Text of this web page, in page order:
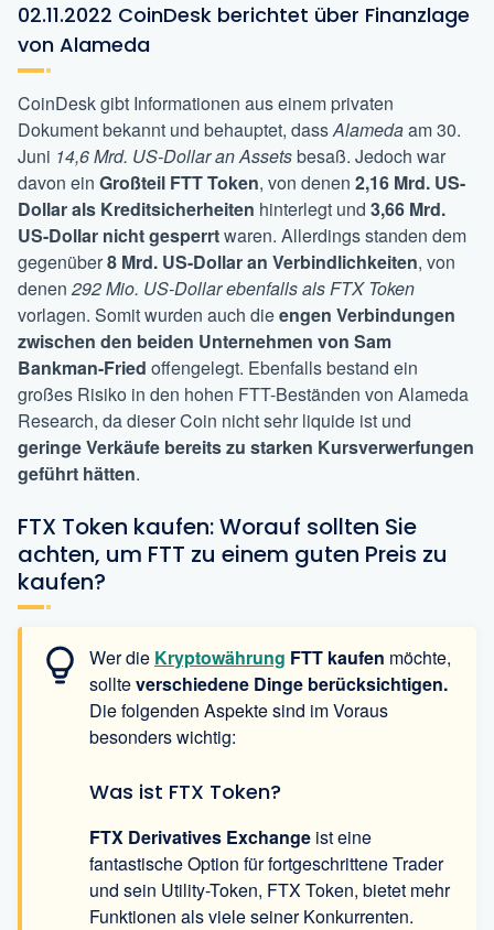
02.11.2022 CoinDesk berichtet über Finanzlage
von Alameda
CoinDesk gibt Informationen aus einem privaten
Dokument bekannt und behauptet, dassAlamedaam 30.
Juni 14,6 Mrd. US-Dollar an Assetsbesaß. Jedoch war
davon ein Großteil FTT Token, von denen 2,16 Mrd. US-
Dollar als Kreditsicherheiten hinterlegt und 3,66 Mrd.
US-Dollar nicht gesperrtwaren. Allerdings standen dem
gegenüber8 Mrd. US-Dollar an Verbindlichkeiten, von
denen 292 Mio. US-Dollar ebenfalls als FTX Token
vorlagen. Somit wurden auch dieengen Verbindungen
zwischen den beiden Unternehmen von Sam
Bankman-Fried offengelegt. Ebenfalls bestand ein
großes Risiko in den hohen FTT-Beständen von Alameda
Research, da dieser Coin nicht sehr liquide ist und
geringe Verkäufe bereits zu starken Kursverwerfungen
geführt hätten.
FTX Token kaufen: Worauf sollten Sie
achten, um FTT zu einem guten Preis zu
kaufen?
Wer die Kryptowährung FTT kaufen möchte,
sollteverschiedene Dinge berücksichtigen.
Die folgenden Aspekte sind im Voraus
besonders wichtig:
Was ist FTX Token?
FTX Derivatives Exchange ist eine
fantastische Option für fortgeschrittene Trader
und sein Utility-Token, FTX Token, bietet mehr
Funktionen als viele seiner Konkurrenten.